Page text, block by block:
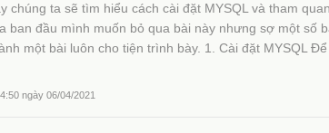
chúng ta sẽ tìm hiểu cách cài đặt MYSQL và tham
ban đầu mình muốn bỏ qua bài này nhưng sợ một số
một bài luôn cho tiện trình bày. 1. Cài đặt MYSQL
ngày 06/04/2021